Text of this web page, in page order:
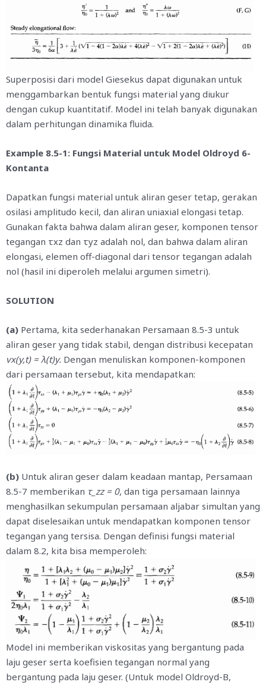
Superposisi dari model Giesekus dapat digunakan untuk
menggambarkan bentuk fungsi material yang diukur
dengan cukup kuantitatif. Model ini telah banyak digunakan
dalam perhitungan dinamika fluida.
Example 8.5-1: Fungsi Material untuk Model Oldroyd 6-
Kontanta
Dapatkan fungsi material untuk aliran geser tetap, gerakan
osilasi amplitudo kecil, dan aliran uniaxial elongasi tetap.
Gunakan fakta bahwa dalam aliran geser, komponen tensor
tegangan τxz dan τyz adalah nol, dan bahwa dalam aliran
elongasi, elemen off-diagonal dari tensor tegangan adalah
nol (hasil ini diperoleh melalui argumen simetri).
SOLUTION
(a) Pertama, kita sederhanakan Persamaan 8.5-3 untuk
aliran geser yang tidak stabil, dengan distribusi kecepatan
vx(y,t) = λ(t)y. Dengan menuliskan komponen-komponen
dari persamaan tersebut, kita mendapatkan:
(b) Untuk aliran geser dalam keadaan mantap, Persamaan
8.5-7 memberikan τ_zz = 0, dan tiga persamaan lainnya
menghasilkan sekumpulan persamaan aljabar simultan yang
dapat diselesaikan untuk mendapatkan komponen tensor
tegangan yang tersisa. Dengan definisi fungsi material
dalam 8.2, kita bisa memperoleh:
Model ini memberikan viskositas yang bergantung pada
laju geser serta koefisien tegangan normal yang
bergantung pada laju geser. (Untuk model Oldroyd-B,